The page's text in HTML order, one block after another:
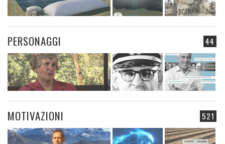
44
PERSONAGGI
521
MOTIVAZIONI